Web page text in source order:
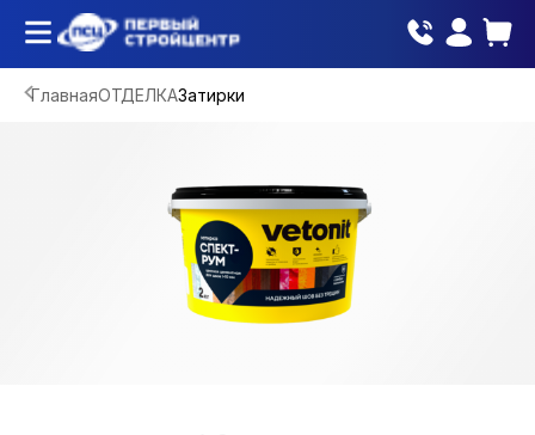
ГлавнаяОТДЕЛКАЗатирки